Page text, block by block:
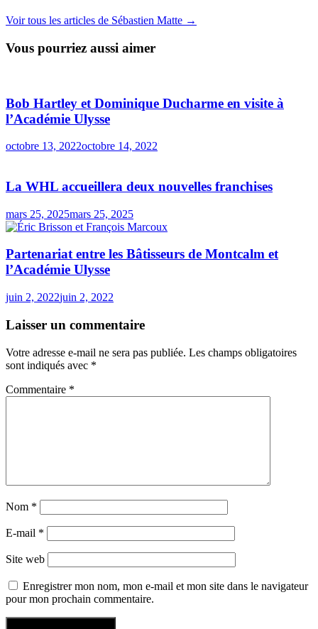
Voir tous les articles de Sébastien Matte →
Vous pourriez aussi aimer
Bob Hartley et Dominique Ducharme en visite à
l’Académie Ulysse
octobre 13, 2022octobre 14, 2022
La WHL accueillera deux nouvelles franchises
mars 25, 2025mars 25, 2025
Partenariat entre les Bâtisseurs de Montcalm et
l’Académie Ulysse
juin 2, 2022juin 2, 2022
Laisser un commentaire
Votre adresse e-mail ne sera pas publiée. Les champs obligatoires
sont indiqués avec *
Commentaire *
Nom *
E-mail *
Site web
Enregistrer mon nom, mon e-mail et mon site dans le navigateur
pour mon prochain commentaire.